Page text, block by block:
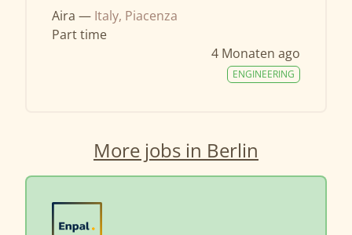
Aira — Italy, Piacenza
Part time
4 Monaten ago
ENGINEERING
More jobs in Berlin